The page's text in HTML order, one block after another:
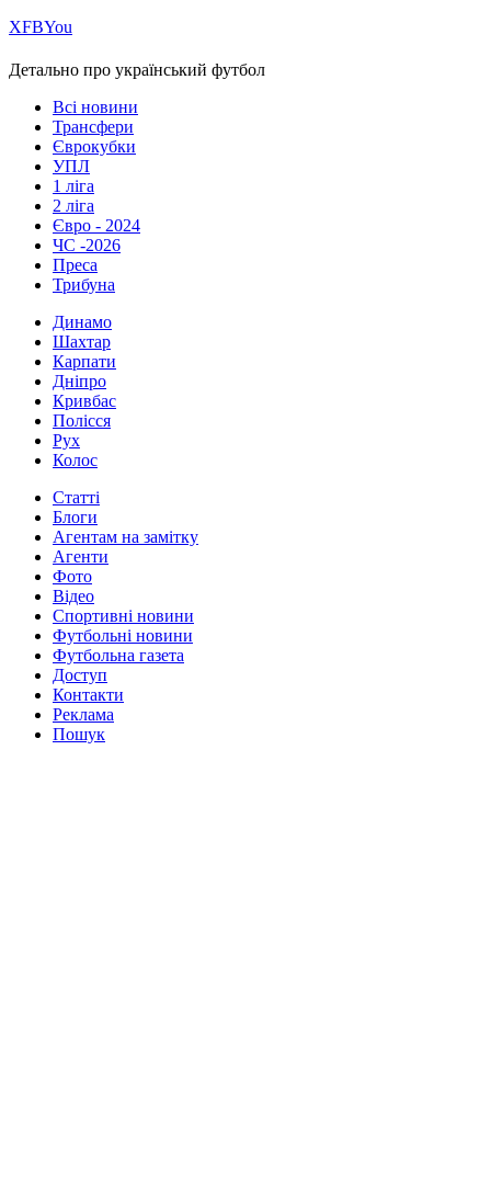
ХFBYou
Детально про український футбол
Всі новини
Трансфери
Єврокубки
УПЛ
1 ліга
2 ліга
Євро - 2024
ЧС -2026
Преса
Трибуна
Динамо
Шахтар
Карпати
Дніпро
Кривбас
Полісся
Рух
Колос
Статті
Блоги
Агентам на замітку
Агенти
Фото
Відео
Спортивні новини
Футбольні новини
Футбольна газета
Доступ
Контакти
Реклама
Пошук